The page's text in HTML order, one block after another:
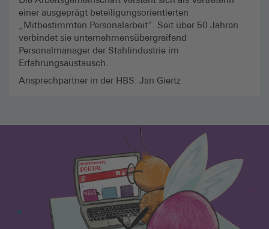
einer ausgeprägt beteiligungsorientierten
„Mitbestimmten Personalarbeit“. Seit über 50 Jahren
verbindet sie unternehmensübergreifend
Personalmanager der Stahlindustrie im
Erfahrungsaustausch.
Ansprechpartner in der HBS: Jan Giertz